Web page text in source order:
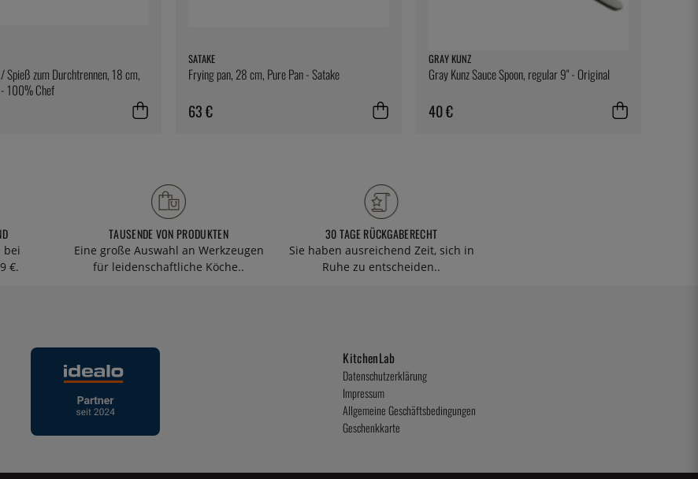
Spieß zum Durchtrennen, 18 cm,
100% Chef
SATAKE
Frying pan, 28 cm, Pure Pan - Satake
63 €
GRAY KUNZ
Gray Kunz Sauce Spoon, regular 9" - Original
40 €
bei
€.
TAUSENDE VON PRODUKTEN
Eine große Auswahl an Werkzeugen
für leidenschaftliche Köche..
30 TAGE RÜCKGABERECHT
Sie haben ausreichend Zeit, sich in
Ruhe zu entscheiden..
KitchenLab
Datenschutzerklärung
Impressum
Allgemeine Geschäftsbedingungen
Geschenkkarte